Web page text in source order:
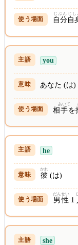
自分
じぶん
自
じし
you
あなた (は)
相手
あいて
を
he
彼
かれ
(は)
男性
だんせい
1
she